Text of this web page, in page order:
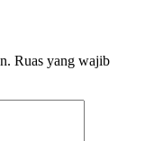
Ruas yang wajib